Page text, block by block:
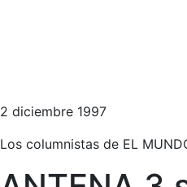
2 diciembre 1997
Los columnistas de EL